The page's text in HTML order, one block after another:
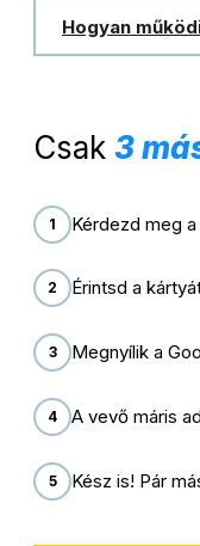
Hogyan
Csak 3
1 Kérdezd meg
2 Érintsd a
3 Megnyílik a
4 A vevő máris
5 Kész is! Pár